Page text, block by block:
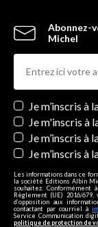
Abonnez-
Michel
Newsletters
Je m’inscris
Je m'inscris à
Je m’inscris
Je m’inscris à
Les informations dans ce
la société Editions Albin
souhaitez.
Règlement (UE) 2016/
d’opposition aux
contactant par courriel à
Service Communication
politique de protection de